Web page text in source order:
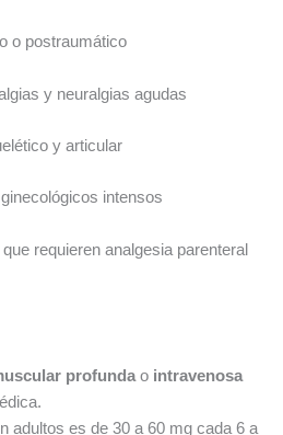
o postraumático
y neuralgias agudas
y articular
intensos
requieren analgesia parenteral
profunda o intravenosa
adultos es de 30 a 60 mg cada 6 a